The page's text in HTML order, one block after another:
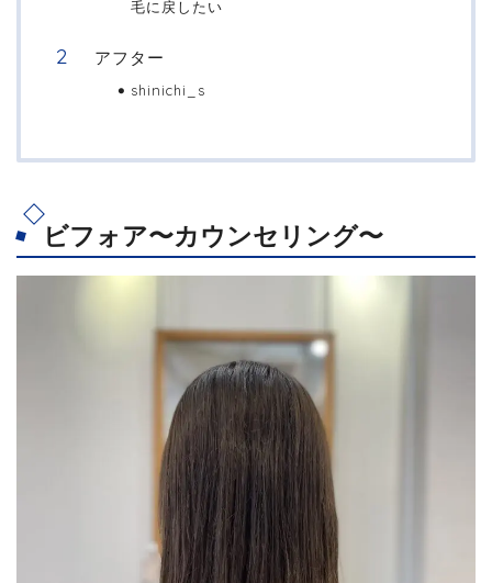
毛に戻したい
アフター
shinichi_s
ビフォア〜カウンセリング〜